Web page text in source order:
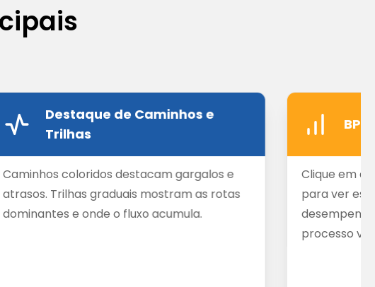
Destaque de Caminhos e
Trilhas
Caminhos coloridos destacam gargalos e
atrasos. Trilhas graduais mostram as rotas
dominantes e onde o fluxo acumula.
Clique em
para ver
processo